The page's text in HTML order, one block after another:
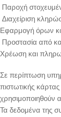
Παροχή
Διαχείριση
Εφαρμογή όρων
Προστασία από
Χρέωση και
Σε περίπτωση
πιστωτικής
χρησιμοποιηθούν
Τα δεδομένα της